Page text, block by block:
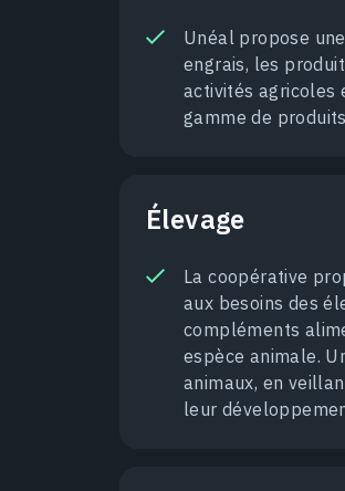
Unéal propose
engrais, les
activités agricoles
gamme de
Élevage
La coopérative
aux besoins des
compléments
espèce animale.
animaux, en
leur